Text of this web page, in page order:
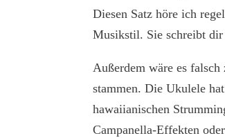
Diesen Satz höre ich
Musikstil. Sie schreibt
Außerdem wäre es
stammen. Die Ukulele
hawaiianischen
Campanella-Effekten